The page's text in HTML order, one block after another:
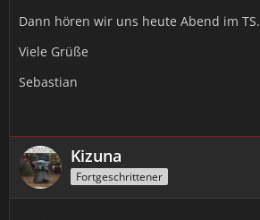
Dann hören wir uns heute Abend im TS.
Viele Grüße
Sebastian
Kizuna
Fortgeschrittener